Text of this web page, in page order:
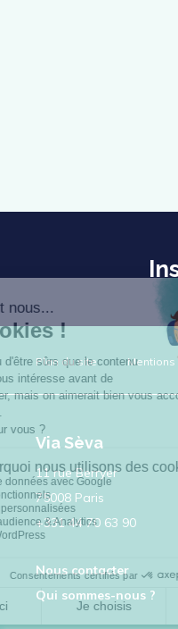
Plan du site
Via Sèva
11 rue Berryer
75008 Paris
+331 44 70 63 90
Nous contacter
Qui sommes-nous ?